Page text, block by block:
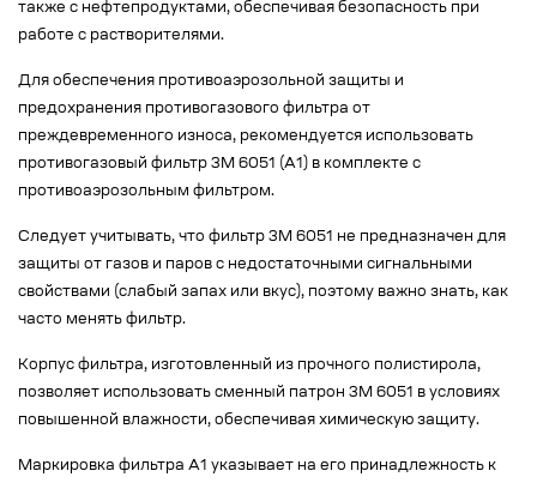
также с нефтепродуктами, обеспечивая безопасность при
работе с растворителями.
Для обеспечения противоаэрозольной защиты и
предохранения противогазового фильтра от
преждевременного износа, рекомендуется использовать
противогазовый фильтр 3М 6051 (А1) в комплекте с
противоаэрозольным фильтром.
Следует учитывать, что фильтр 3M 6051 не предназначен для
защиты от газов и паров с недостаточными сигнальными
свойствами (слабый запах или вкус), поэтому важно знать, как
часто менять фильтр.
Корпус фильтра, изготовленный из прочного полистирола,
позволяет использовать сменный патрон 3M 6051 в условиях
повышенной влажности, обеспечивая химическую защиту.
Маркировка фильтра A1 указывает на его принадлежность к